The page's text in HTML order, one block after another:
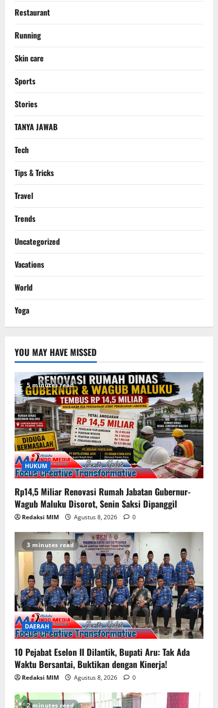
Restaurant
Running
Skin care
Sports
Stories
TANYA JAWAB
Tech
Tips & Tricks
Travel
Trends
Uncategorized
Vacations
World
Yoga
YOU MAY HAVE MISSED
5 minutes read
HUKUM
Rp14,5 Miliar Renovasi Rumah Jabatan Gubernur-
Wagub Maluku Disorot, Senin Saksi Dipanggil
Redaksi MIM Agustus 8, 2026 0
3 minutes read
DAERAH
10 Pejabat Eselon II Dilantik, Bupati Aru: Tak Ada
Waktu Bersantai, Buktikan dengan Kinerja!
Redaksi MIM Agustus 8, 2026 0
2 minutes read